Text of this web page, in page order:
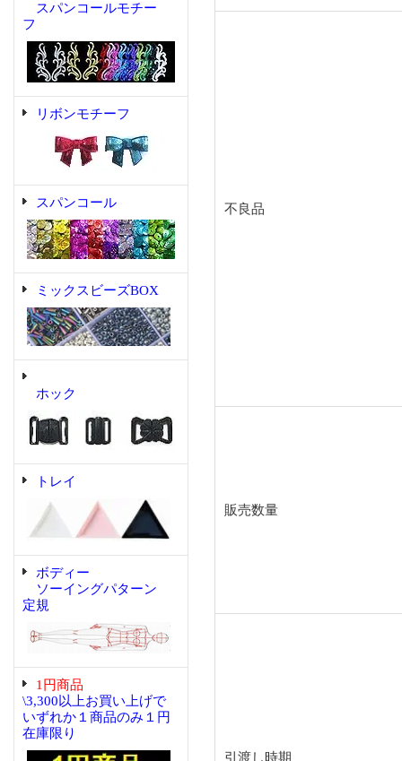
スパンコールモチー
フ
リボンモチーフ
スパンコール
ミックスビーズBOX
ホック
トレイ
ボディー
ソーイングパターン
定規
1円商品
\3,300以上お買い上げで
いずれか１商品のみ１円
在庫限り
不良品
販売数量
引渡し時期